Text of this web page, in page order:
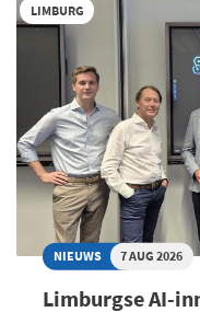
LIMBURG
NIEUWS 7 AUG 2026
Limburgse AI-